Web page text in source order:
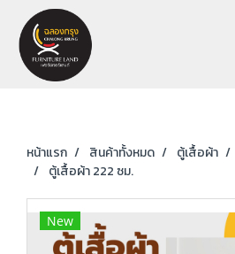
หน้าแรก สินค้าทั้งหมด ตู้เสื้อผ้า
ตู้เสื้อผ้า 222 ซม.
New